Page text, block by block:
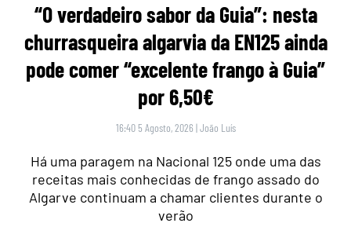
“O verdadeiro sabor da Guia”: nesta
churrasqueira algarvia da EN125 ainda
pode comer “excelente frango à Guia”
por 6,50€
16:40 5 Agosto, 2026 |João Luís
Há uma paragem na Nacional 125 onde uma das
receitas mais conhecidas de frango assado do
Algarve continuam a chamar clientes durante o
verão